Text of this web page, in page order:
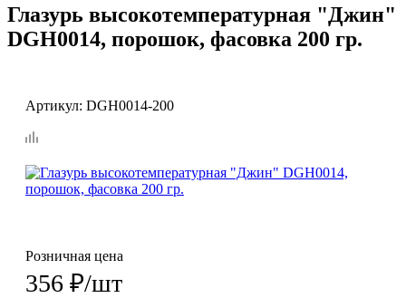
Глазурь высокотемпературная "Джин"
DGH0014, порошок, фасовка 200 гр.
Артикул: DGH0014-200
Розничная цена
356 ₽/шт